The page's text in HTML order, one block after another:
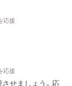
応援
応援
せましょう。応